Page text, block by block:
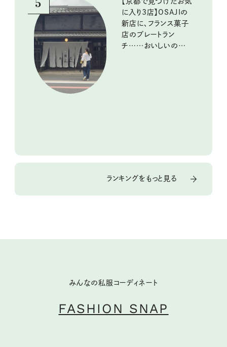
5
に入り3店】OSAJIの
新店に、フランス菓子
店のプレートラン
チ……おいしいのんび
ランキングをもっと見る
みんなの私服コーディネート
FASHION SNAP